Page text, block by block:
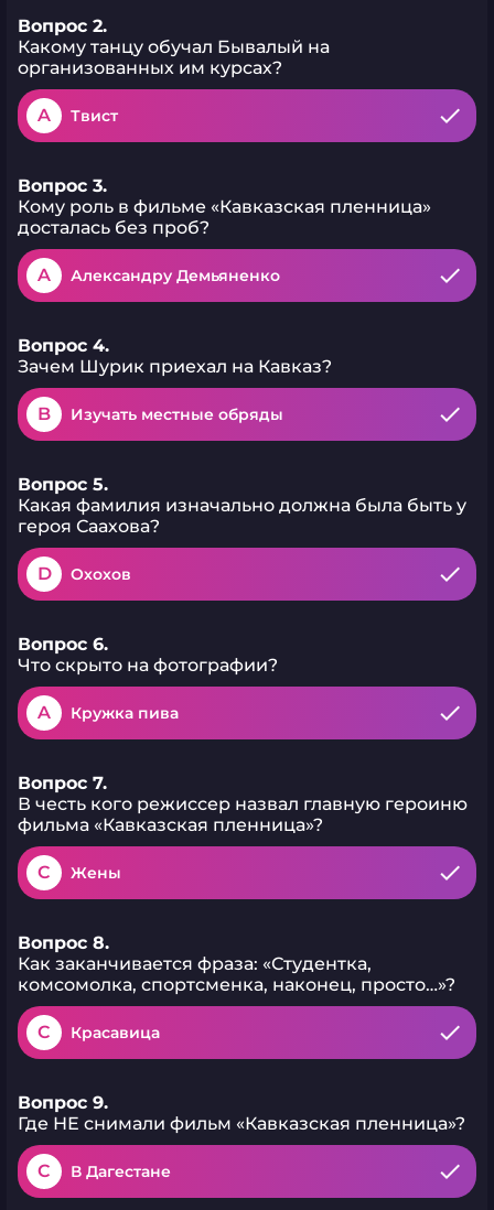
Вопрос 2.
Какому танцу обучал Бывалый на
организованных им курсах?
A Твист
Вопрос 3.
Кому роль в фильме «Кавказская пленница»
досталась без проб?
A Александру Демьяненко
Вопрос 4.
Зачем Шурик приехал на Кавказ?
B Изучать местные обряды
Вопрос 5.
Какая фамилия изначально должна была быть у
героя Саахова?
D Охохов
Вопрос 6.
Что скрыто на фотографии?
A Кружка пива
Вопрос 7.
В честь кого режиссер назвал главную героиню
фильма «Кавказская пленница»?
C Жены
Вопрос 8.
Как заканчивается фраза: «Студентка,
комсомолка, спортсменка, наконец, просто…»?
C Красавица
Вопрос 9.
Где НЕ снимали фильм «Кавказская пленница»?
C В Дагестане